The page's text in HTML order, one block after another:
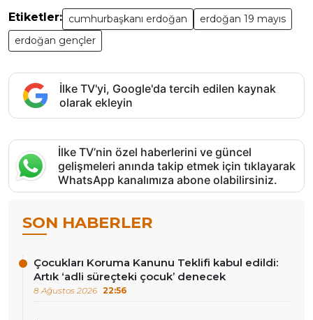
Etiketler: cumhurbaşkanı erdoğan
erdoğan 19 mayıs
erdoğan gençler
İlke TV'yi, Google'da tercih edilen kaynak
olarak ekleyin
İlke TV’nin özel haberlerini ve güncel
gelişmeleri anında takip etmek için tıklayarak
WhatsApp kanalımıza abone olabilirsiniz.
SON HABERLER
Çocukları Koruma Kanunu Teklifi kabul edildi:
Artık ‘adli süreçteki çocuk’ denecek
8 Ağustos 2026 22:56